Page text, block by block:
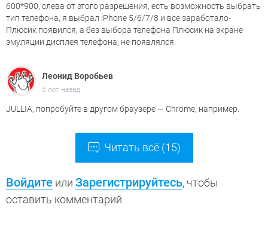
600*900, слева от этого разрешения, есть возможность выбрать
тип телефона, я выбрал iPhone 5/6/7/8 и все заработало-
Плюсик появился, а без выбора телефона Плюсик на экране
эмуляции дисплея телефона, не появлялся.
Леонид Воробьев
5 лет назад
JULLIA, попробуйте в другом браузере — Chrome, например.
Читать всё (15)
Войдите или Зарегистрируйтесь, чтобы
оставить комментарий